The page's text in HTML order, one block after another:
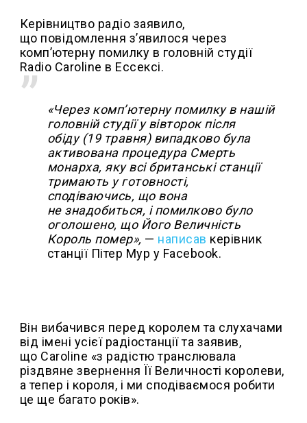
Керівництво радіо заявило,
що повідомлення з’явилося через
комп’ютерну помилку в головній студії
Radio Caroline в Ессексі.
«Через комп’ютерну помилку в нашій
головній студії у вівторок після
обіду (19 травня) випадково була
активована процедура Смерть
монарха, яку всі британські станції
тримають у готовності,
сподіваючись, що вона
не знадобиться, і помилково було
оголошено, що Його Величність
Король помер», — написав керівник
станції Пітер Мур у Facebook.
Він вибачився перед королем та слухачами
від імені усієї радіостанції та заявив,
що Caroline «з радістю транслювала
різдвяне звернення Її Величності королеви,
а тепер і короля, і ми сподіваємося робити
це ще багато років».